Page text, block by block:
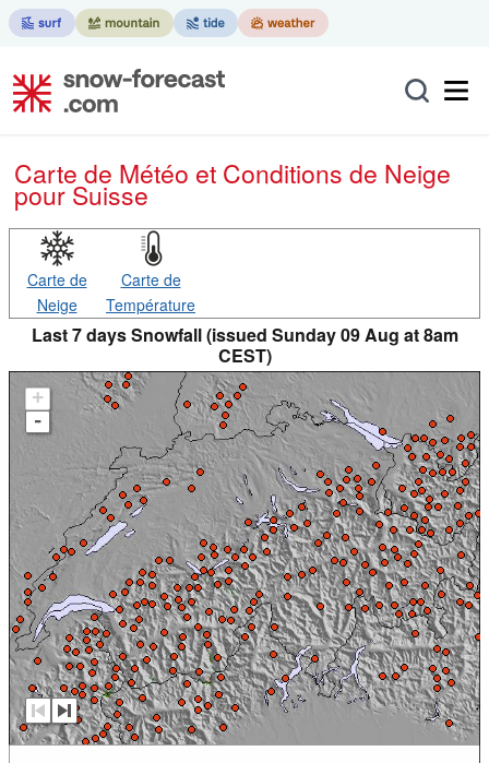
Carte de Météo et Conditions de Neige
pour Suisse
Carte de
Neige
Carte de
Température
Last 7 days Snowfall (issued Sunday 09 Aug at 8am
CEST)
+
-